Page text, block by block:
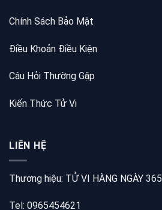
Chính Sách Bảo Mật
Điều Khoản Điều Kiện
Câu Hỏi Thường Gặp
Kiến Thức Tử Vi
LIÊN HỆ
Thương hiệu: TỬ VI HÀNG NGÀY 365
Tel: 0965454621